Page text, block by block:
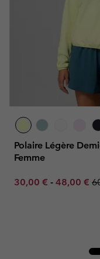
Polaire Légère
Femme
Minimum sale price:
30,00 € - Maximum
48,00 €